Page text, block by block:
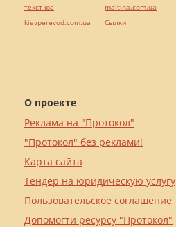
О проекте
Реклама на "Протокол"
"Протокол" без реклами!
Карта сайта
Тендер на юридическую услугу
Пользовательское соглашение
Допомогти ресурсу "Протокол"
текст юа
kievperevod.com.ua
maltina.com.ua
Cылки